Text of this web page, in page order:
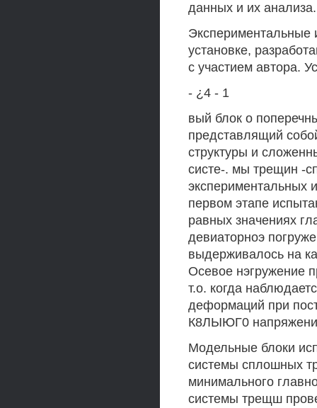
данных и их анализа.
Экспериментальные
установке,
с участием автора.
- ¿4 - 1
вый блок о
представлящий
структуры и
систе-. мы трещин -
экспериментальных
первом этапе
равных значениях
девиаторноэ
выдерживалось на
Осевое нэгружение
т.о. когда
деформаций при
К8ЛЫЮГ0
Модельные блоки
системы сплошных
минимального
системы трещш